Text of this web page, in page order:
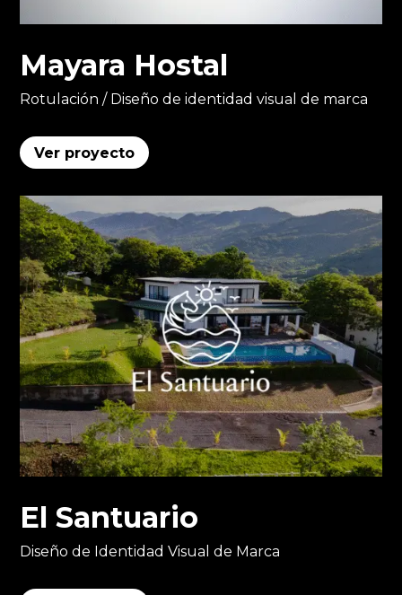
Mayara Hostal
Rotulación / Diseño de identidad visual de marca
Ver proyecto
El Santuario
Diseño de Identidad Visual de Marca